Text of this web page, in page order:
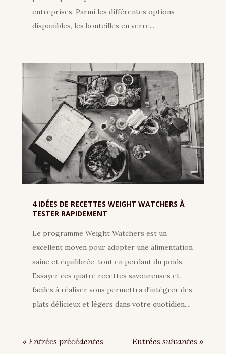
entreprises. Parmi les différentes options
disponibles, les bouteilles en verre...
4 IDÉES DE RECETTES WEIGHT WATCHERS À
TESTER RAPIDEMENT
Le programme Weight Watchers est un
excellent moyen pour adopter une alimentation
saine et équilibrée, tout en perdant du poids.
Essayer ces quatre recettes savoureuses et
faciles à réaliser vous permettra d'intégrer des
plats délicieux et légers dans votre quotidien....
« Entrées précédentes Entrées suivantes »